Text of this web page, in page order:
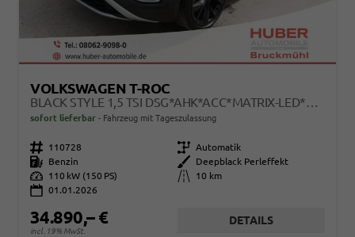
VOLKSWAGEN T-ROC
BLACK STYLE 1,5 TSI DSG*AHK*ACC*MATRIX-LED*SHZ*PDC*KAMERA*TEMPOMAT*19-ZOLL
sofort lieferbar Fahrzeug mit Tageszulassung
Fahrzeugnr. 110728 Getriebe Automatik
Kraftstoff
Benzin Außenfarbe
Deepblack Perleffekt
Leistung
110 kW (150 PS) Kilometerstand
10 km
01.01.2026
34.890,– €
incl. 19% MwSt.
DETAILS